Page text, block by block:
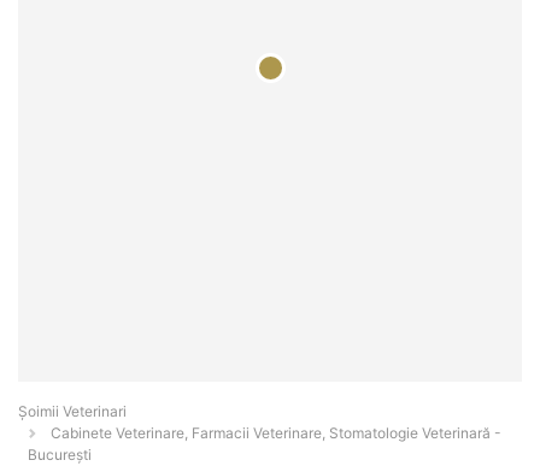
Șoimii Veterinari
Cabinete Veterinare, Farmacii Veterinare, Stomatologie Veterinară -
Bucureşti